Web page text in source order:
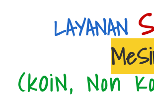
LAYANAN
(kOiN, Non